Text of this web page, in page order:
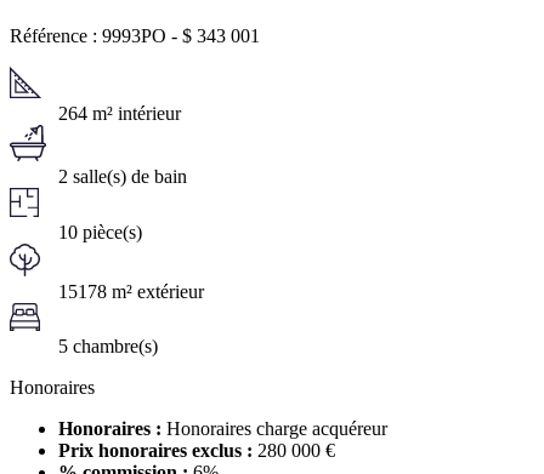
Référence : 9993PO - $ 343 001
264 m² intérieur
2 salle(s) de bain
10 pièce(s)
15178 m² extérieur
5 chambre(s)
Honoraires
Honoraires : Honoraires charge acquéreur
Prix honoraires exclus : 280 000 €